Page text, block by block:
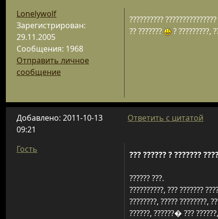
Lonelywolf
Зарегистрирован:
29.11.2005
Сообщения: 1968
Отправить личное
сообщение
??????????
?? ???????
? ?????????,
Добавлено: 2011-10-13
09:21
Ответить с цитатой
Гость
??? ?????? ? ???????
?????? ???.
??????????, ??? ???????
????????, ????? ????????,
??????, ??????� ???